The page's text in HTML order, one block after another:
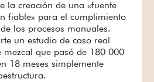
la creación de una «fuente
fiable» para el cumplimiento
los procesos manuales.
un estudio de caso real
que pasó de 180 000
18 meses simplemente